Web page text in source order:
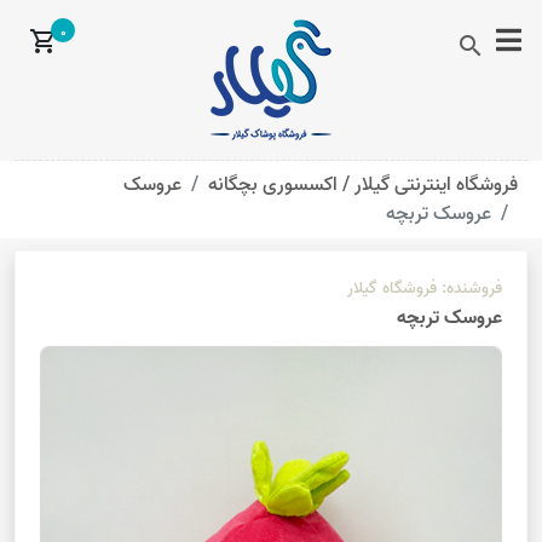
search
shopping_cart0
فروشگاه اینترنتی گیلار /اکسسوری بچگانه
عروسک
عروسک تربچه
فروشنده: فروشگاه گیلار
عروسک تربچه